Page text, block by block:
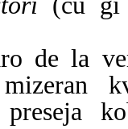
de la
preseja